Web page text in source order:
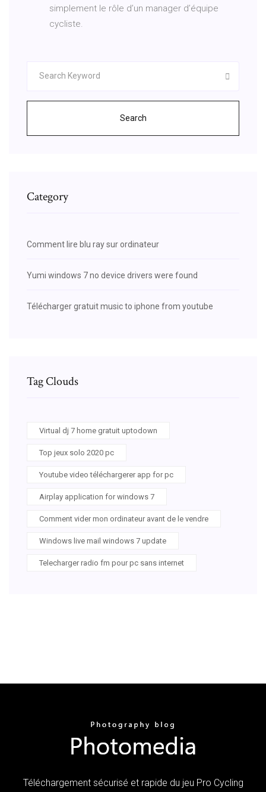
simplement le rôle d’un manager d’équipe
cycliste.
Search
Category
Comment lire blu ray sur ordinateur
Yumi windows 7 no device drivers were found
Télécharger gratuit music to iphone from youtube
Tag Clouds
Virtual dj 7 home gratuit uptodown
Top jeux solo 2020 pc
Youtube video téléchargerer app for pc
Airplay application for windows 7
Comment vider mon ordinateur avant de le vendre
Windows live mail windows 7 update
Telecharger radio fm pour pc sans internet
Téléchargement sécurisé et rapide du jeu Pro Cycling